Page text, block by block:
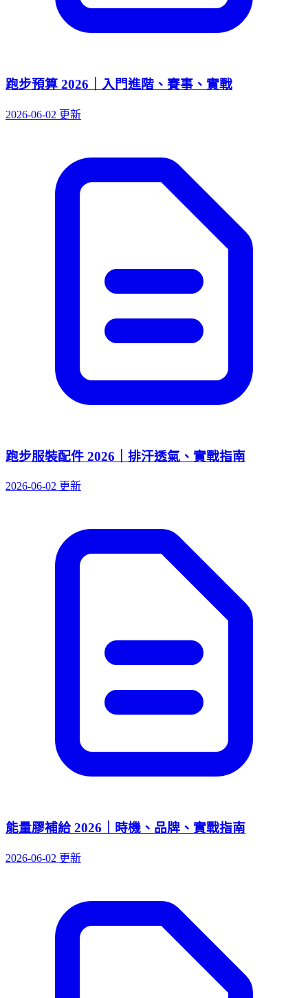
跑步預算 2026｜入門進階、賽事、實戰
2026-06-02 更新
跑步服裝配件 2026｜排汗透氣、實戰指南
2026-06-02 更新
能量膠補給 2026｜時機、品牌、實戰指南
2026-06-02 更新